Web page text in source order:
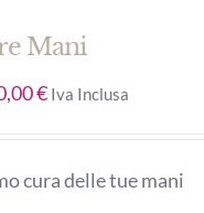
Mani
€ Iva Inclusa
cura delle tue mani